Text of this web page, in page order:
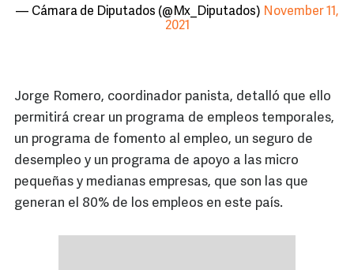
— Cámara de Diputados (@Mx_Diputados) November 11,
2021
Jorge Romero, coordinador panista, detalló que ello
permitirá crear un programa de empleos temporales,
un programa de fomento al empleo, un seguro de
desempleo y un programa de apoyo a las micro
pequeñas y medianas empresas, que son las que
generan el 80% de los empleos en este país.